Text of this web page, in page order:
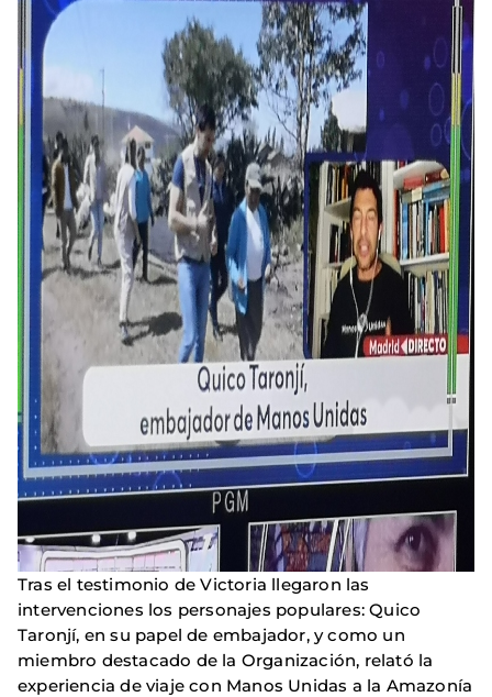
Tras el testimonio de Victoria llegaron las
intervenciones los personajes populares: Quico
Taronjí, en su papel de embajador, y como un
miembro destacado de la Organización, relató la
experiencia de viaje con Manos Unidas a la Amazonía